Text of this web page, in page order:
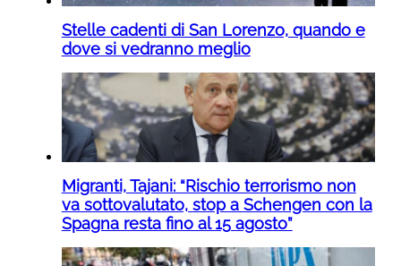
Stelle cadenti di San Lorenzo, quando e
dove si vedranno meglio
Migranti, Tajani: “Rischio terrorismo non
va sottovalutato, stop a Schengen con la
Spagna resta fino al 15 agosto”